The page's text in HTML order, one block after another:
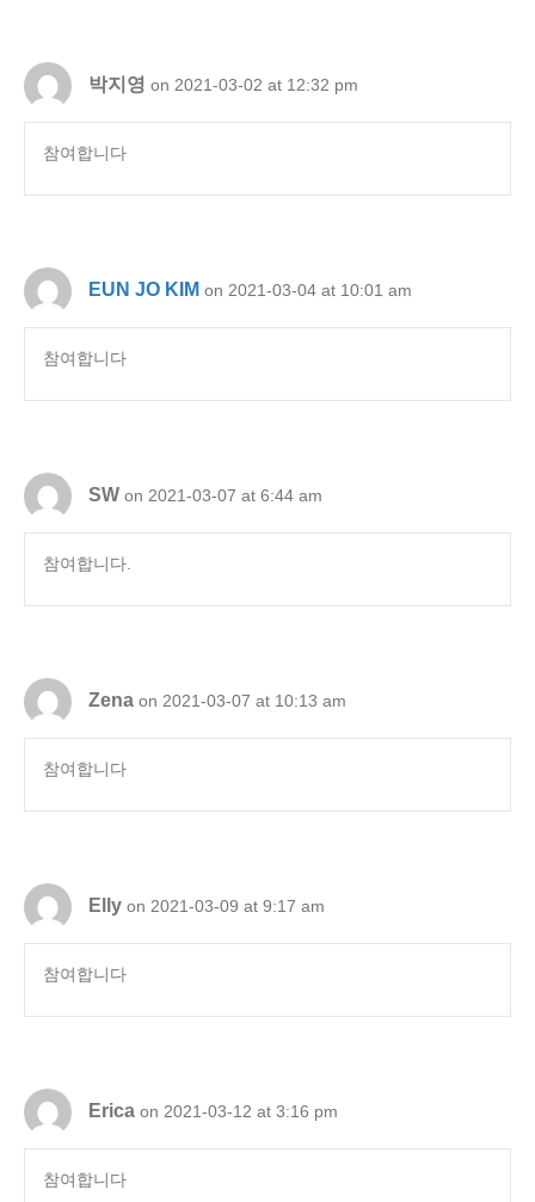
박지영 on 2021-03-02 at 12:32 pm
참여합니다
EUN JO KIM on 2021-03-04 at 10:01 am
참여합니다
SW on 2021-03-07 at 6:44 am
참여합니다.
Zena on 2021-03-07 at 10:13 am
참여합니다
Elly on 2021-03-09 at 9:17 am
참여합니다
Erica on 2021-03-12 at 3:16 pm
참여합니다